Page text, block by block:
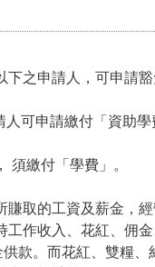
下之申請人，可申請
可申請繳付「資助學
須繳付「學費」。
賺取的工資及薪金，
作收入、花紅、佣
款。而花紅、雙糧、